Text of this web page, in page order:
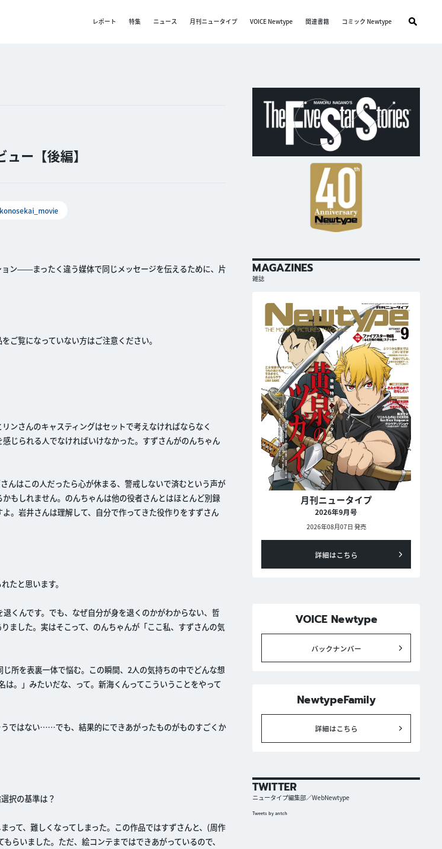
レポート 特集 ニュース 月刊ニュータイプ VOICE Newtype 関連書籍 コミック Newtype
ー【後編】
ン――まったく違う媒体で同じメッセージを伝えるために、片
ご覧になっていない方はご注意ください。
ンさんのキャスティングはセットで考えなければならなく
じられる人でなければいけなかった。すずさんがのんちゃん
んはこの人だったら心が休まる、警戒しないで済むという声が
もしれません。のんちゃんは他の役者さんとはほとんど別録
。岩井さんは理解して、自分で作ってきた役作りをすずさん
たと思います。
くんです。でも、なぜ自分が身を退くのかがわからない、哲
ました。実はそこって、のんちゃんが「ここ私、すずさんの気
所を表裏一体で悩む。この瞬間、2人の気持ちの中でどんな想
。」みたいだな、って。新海くんってこういうことをやって
ではない……でも、結果的にできあがったものがものすごくか
択の基準は？
って、難しくなってしまった。この作品ではすずさんと、(周作
らいました。ただ、絵コンテまではできあがっているので、
MAGAZINES
雑誌
月刊ニュータイプ
2026年9月号
2026年08月07日 発売
詳細はこちら
VOICE Newtype
バックナンバー
NewtypeFamily
詳細はこちら
TWITTER
ニュータイプ編集部／WebNewtype
Tweets by antch